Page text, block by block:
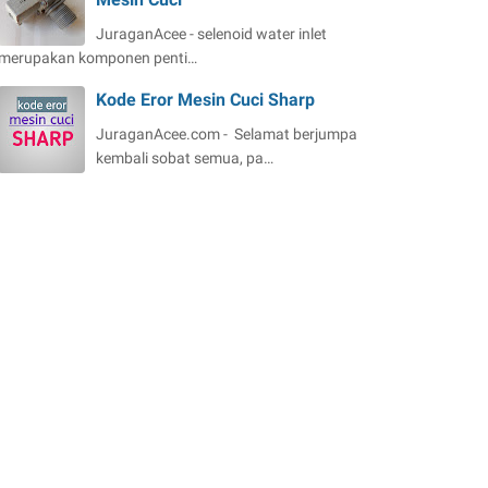
JuraganAcee - selenoid water inlet
komponen penti…
Kode Eror Mesin Cuci Sharp
JuraganAcee.com - Selamat berjumpa
kembali sobat semua, pa…